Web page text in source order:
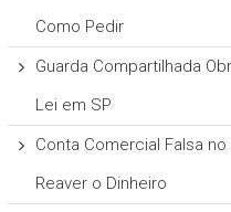
Como Pedir
Guarda Compartilhada
Lei em SP
Conta Comercial Falsa
Reaver o Dinheiro